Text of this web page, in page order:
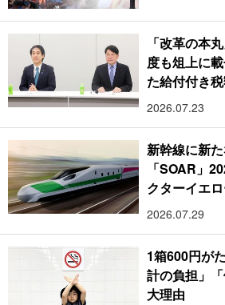
「改革の本
度も俎上に
た給付付き
2026.07.23
新幹線に新
「SOAR」
クターイエ
2026.07.29
1箱600円が
計の負担」
大理由